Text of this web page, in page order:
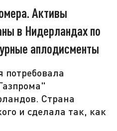
Активы
в Нидерландах по
аплодисменты
потребовала
Страна
и сделала так, как